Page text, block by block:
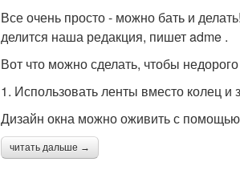
Все очень просто - можно бать и
делится наша редакция, пишет adme .
Вот что можно сделать, чтобы
1. Использовать ленты вместо колец и
Дизайн окна можно оживить с помощью
читать дальше →